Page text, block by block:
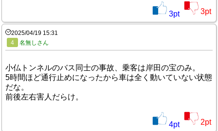
3pt 3pt
2025/04/19 15:31
4
名無しさん
小仏トンネルのバス同士の事故、乗客は岸田の宝のみ。
5時間ほど通行止めになったから車は全く動いていない状態
だな。
前後左右害人だらけ。
4pt 2pt